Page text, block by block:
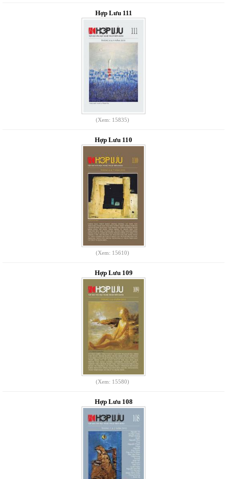
Hợp Lưu 111
(Xem: 15835)
Hợp Lưu 110
(Xem: 15610)
Hợp Lưu 109
(Xem: 15580)
Hợp Lưu 108